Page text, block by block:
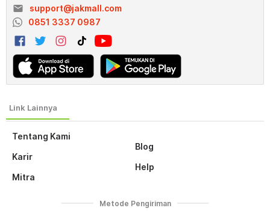
Tentang Kami
Karir
Mitra
Blog
Help
email
support@jakmall.com
0851 3337 0987
Metode Pengiriman